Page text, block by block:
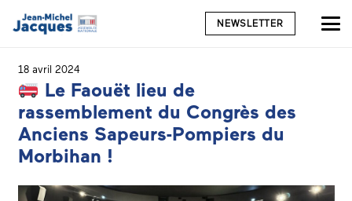
NEWSLETTER
18 avril 2024
Le Faouët lieu de
rassemblement du Congrès des
Anciens Sapeurs-Pompiers du
Morbihan !